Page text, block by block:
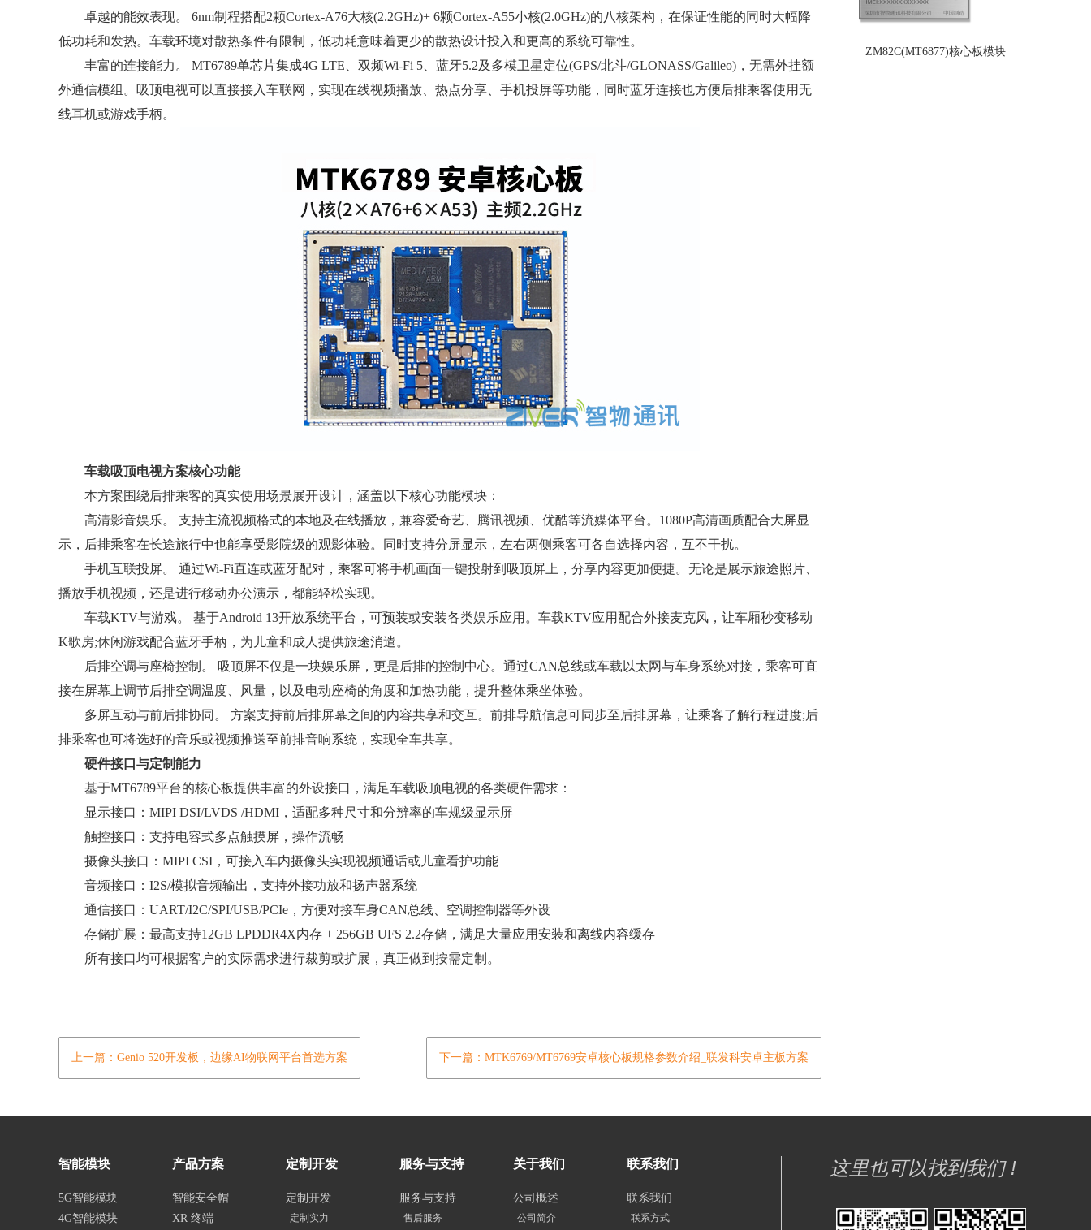
卓越的能效表现。 6nm制程搭配2颗Cortex-A76大核(2.2GHz)+ 6颗Cortex-A55小核(2.0GHz)的八核架构，在保证性能的同时大幅降
低功耗和发热。车载环境对散热条件有限制，低功耗意味着更少的散热设计投入和更高的系统可靠性。
丰富的连接能力。 MT6789单芯片集成4G LTE、双频Wi-Fi 5、蓝牙5.2及多模卫星定位(GPS/北斗/GLONASS/Galileo)，无需外挂额
外通信模组。吸顶电视可以直接接入车联网，实现在线视频播放、热点分享、手机投屏等功能，同时蓝牙连接也方便后排乘客使用无
线耳机或游戏手柄。
车载吸顶电视方案核心功能
本方案围绕后排乘客的真实使用场景展开设计，涵盖以下核心功能模块：
高清影音娱乐。 支持主流视频格式的本地及在线播放，兼容爱奇艺、腾讯视频、优酷等流媒体平台。1080P高清画质配合大屏显
示，后排乘客在长途旅行中也能享受影院级的观影体验。同时支持分屏显示，左右两侧乘客可各自选择内容，互不干扰。
手机互联投屏。 通过Wi-Fi直连或蓝牙配对，乘客可将手机画面一键投射到吸顶屏上，分享内容更加便捷。无论是展示旅途照片、
播放手机视频，还是进行移动办公演示，都能轻松实现。
车载KTV与游戏。 基于Android 13开放系统平台，可预装或安装各类娱乐应用。车载KTV应用配合外接麦克风，让车厢秒变移动
K歌房;休闲游戏配合蓝牙手柄，为儿童和成人提供旅途消遣。
后排空调与座椅控制。 吸顶屏不仅是一块娱乐屏，更是后排的控制中心。通过CAN总线或车载以太网与车身系统对接，乘客可直
接在屏幕上调节后排空调温度、风量，以及电动座椅的角度和加热功能，提升整体乘坐体验。
多屏互动与前后排协同。 方案支持前后排屏幕之间的内容共享和交互。前排导航信息可同步至后排屏幕，让乘客了解行程进度;后
排乘客也可将选好的音乐或视频推送至前排音响系统，实现全车共享。
硬件接口与定制能力
基于MT6789平台的核心板提供丰富的外设接口，满足车载吸顶电视的各类硬件需求：
显示接口：MIPI DSI/LVDS /HDMI，适配多种尺寸和分辨率的车规级显示屏
触控接口：支持电容式多点触摸屏，操作流畅
摄像头接口：MIPI CSI，可接入车内摄像头实现视频通话或儿童看护功能
音频接口：I2S/模拟音频输出，支持外接功放和扬声器系统
通信接口：UART/I2C/SPI/USB/PCIe，方便对接车身CAN总线、空调控制器等外设
存储扩展：最高支持12GB LPDDR4X内存 + 256GB UFS 2.2存储，满足大量应用安装和离线内容缓存
所有接口均可根据客户的实际需求进行裁剪或扩展，真正做到按需定制。
上一篇：Genio 520开发板，边缘AI物联网平台首选方案 下一篇：MTK6769/MT6769安卓核心板规格参数介绍_联发科安卓主板方案
ZM82C(MT6877)核心板模块
智能模块
5G智能模块
4G智能模块
产品方案
智能安全帽
XR 终端
定制开发
定制开发
定制实力
服务与支持
服务与支持
售后服务
关于我们
公司概述
公司简介
联系我们
联系我们
联系方式
这里也可以找到我们 !